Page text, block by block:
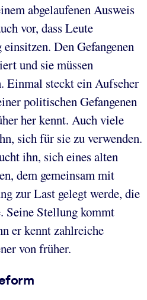
abgelaufenen Ausweis
vor, dass Leute
Den Gefangenen
und sie müssen
Einmal steckt ein Aufseher
politischen Gefangenen
her kennt. Auch viele
sich für sie zu verwenden.
ihn, sich eines alten
dem gemeinsam mit
zur Last gelegt werde, die
Seine Stellung kommt
er kennt zahlreiche
von früher.